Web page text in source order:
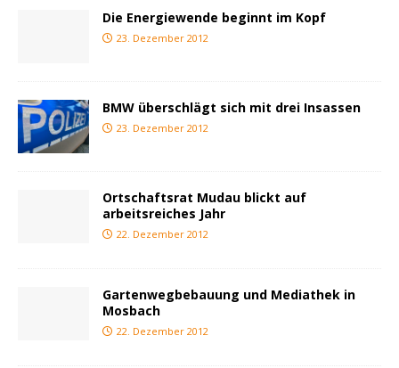
Die Energiewende beginnt im Kopf
23. Dezember 2012
BMW überschlägt sich mit drei Insassen
23. Dezember 2012
Ortschaftsrat Mudau blickt auf
arbeitsreiches Jahr
22. Dezember 2012
Gartenwegbebauung und Mediathek in
Mosbach
22. Dezember 2012